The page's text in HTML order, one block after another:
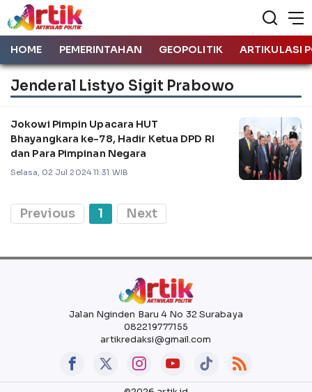
HOME PEMERINTAHAN GEOPOLITIK ARTIKULASI
Jenderal Listyo Sigit Prabowo
Jokowi Pimpin Upacara HUT
Bhayangkara ke-78, Hadir Ketua DPD RI
dan Para Pimpinan Negara
Selasa, 02 Jul 2024 11:31 WIB
Previous 1 Next
Jalan Nginden Baru 4 No 32 Surabaya
082219777155
artikredaksi@gmail.com